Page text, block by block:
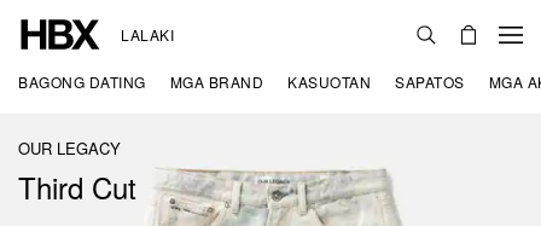
LALAKI
BAGONG DATING MGA BRAND KASUOTAN SAPATOS MGA
OUR LEGACY
Third Cut